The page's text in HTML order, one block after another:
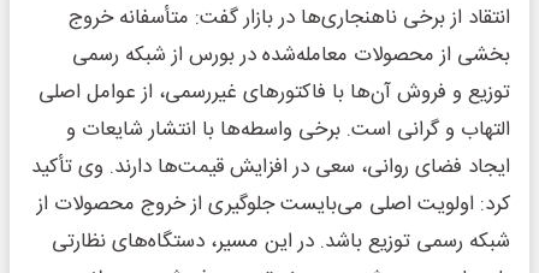
انتقاد از برخی ناهنجاری‌ها در بازار گفت: متأسفانه خروج
بخشی از محصولات معامله‌شده در بورس از شبکه رسمی
توزیع و فروش آن‌ها با فاکتورهای غیررسمی، از عوامل اصلی
التهاب و گرانی است. برخی واسطه‌ها با انتشار شایعات و
ایجاد فضای روانی، سعی در افزایش قیمت‌ها دارند. وی تأکید
کرد: اولویت اصلی می‌بایست جلوگیری از خروج محصولات از
شبکه رسمی توزیع باشد. در این مسیر، دستگاه‌های نظارتی